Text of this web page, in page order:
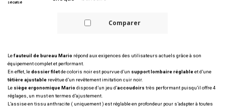
sécurisé
Comparer
Lefauteuil de bureau Mario répond aux exigences des utilisateurs actuels grâce à son
équipement complet et performant.
En effet, ledossier filetde coloris noir est pourvue d’un support lombaire réglableet d’une
têtière ajustable revêtue d’un revêtement imitation cuir noir.
Le siège ergonomique Mario dispose d’un jeu d’accoudoirs très performant puisqu’il offre 4
réglages, un must en termes d’ajustement.
L’assise en tissu anthracite ( uniquement ) est réglable en profondeur pour s’adapter à toutes